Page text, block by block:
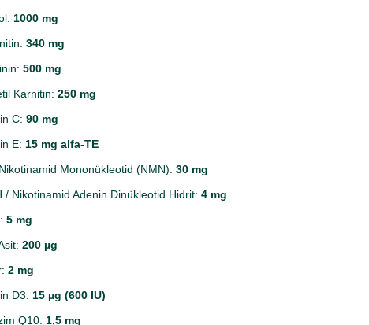
1000 mg
340 mg
500 mg
Karnitin: 250 mg
C: 90 mg
E: 15 mg alfa-TE
Mononükleotid (NMN): 30 mg
/ Nikotinamid Adenin Dinükleotid Hidrit: 4 mg
5 mg
200 µg
2 mg
D3: 15 µg (600 IU)
Q10: 1,5 mg